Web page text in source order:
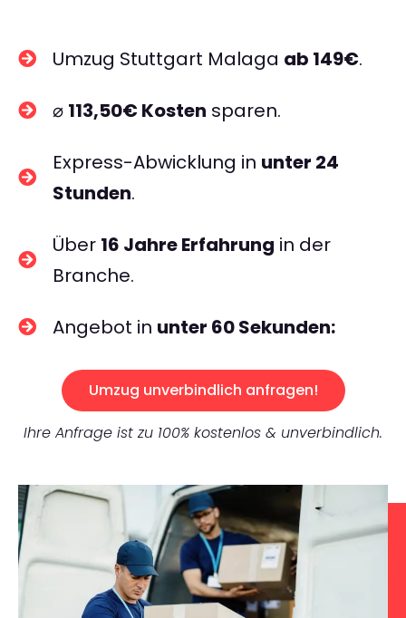
Umzug Stuttgart Malaga ab 149€.
⌀ 113,50€ Kosten sparen.
Express-Abwicklung in unter 24
Stunden.
Über 16 Jahre Erfahrung in der
Branche.
Angebot in unter 60 Sekunden:
Umzug unverbindlich anfragen!
Ihre Anfrage ist zu 100% kostenlos & unverbindlich.